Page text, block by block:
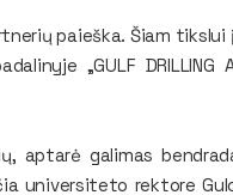
paieška. Šiam
„GULF DRILLING
aptarė galimas
universiteto rektore